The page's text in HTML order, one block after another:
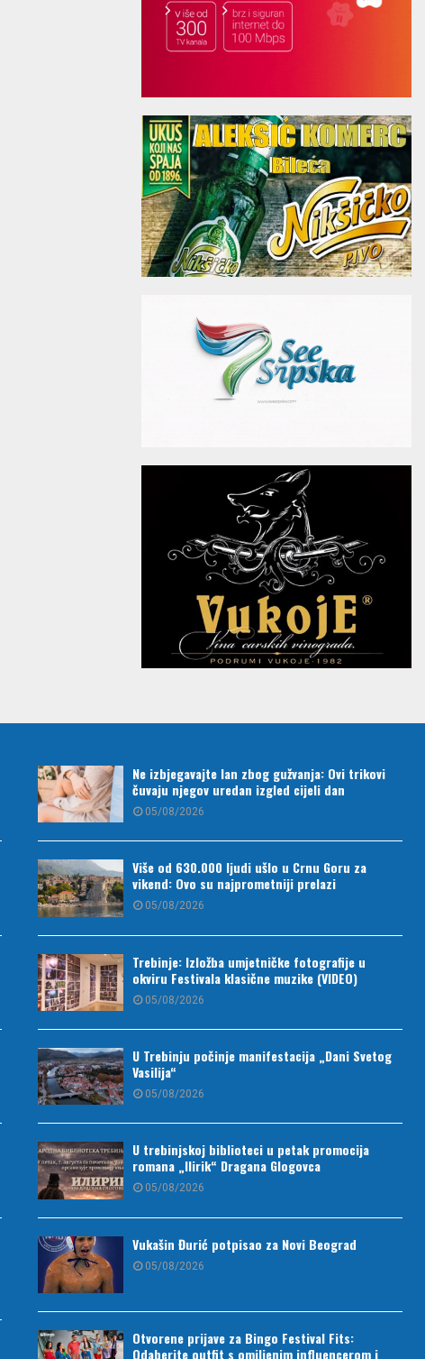
Ne izbjegavajte lan zbog gužvanja: Ovi trikovi
čuvaju njegov uredan izgled cijeli dan
05/08/2026
Više od 630.000 ljudi ušlo u Crnu Goru za
vikend: Ovo su najprometniji prelazi
05/08/2026
Trebinje: Izložba umjetničke fotografije u
okviru Festivala klasične muzike (VIDEO)
05/08/2026
U Trebinju počinje manifestacija „Dani Svetog
Vasilija“
05/08/2026
U trebinjskoj biblioteci u petak promocija
romana „Ilirik“ Dragana Glogovca
05/08/2026
Vukašin Đurić potpisao za Novi Beograd
05/08/2026
Otvorene prijave za Bingo Festival Fits:
Odaberite outfit s omiljenim influencerom i